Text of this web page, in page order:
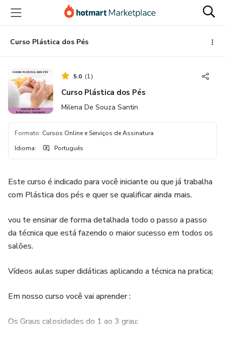
para
conteúdo
principal
para
pagamento
para
rodapé
Curso Plástica dos Pés
5.0 (1)
Curso Plástica dos Pés
Milena De Souza Santin
Formato: Cursos Online e Serviços de Assinatura
Idioma: Português
Este curso é indicado para você iniciante ou que já trabalha
com Plástica dos pés e quer se qualificar ainda mais.
vou te ensinar de forma detalhada todo o passo a passo
da técnica que está fazendo o maior sucesso em todos os
salões.
Vídeos aulas super didáticas aplicando a técnica na pratica;
Em nosso curso você vai aprender :
Os Graus calosidades do 1 ao 3 grau;